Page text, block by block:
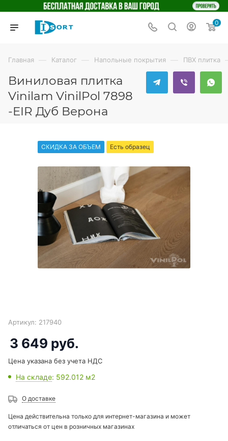
0
Главная — Каталог — Напольные покрытия — ПВХ плитка
Виниловая плитка
Vinilam VinilPol 7898
-EIR Дуб Верона
СКИДКА ЗА ОБЪЕМ Есть образец
Артикул: 217940
3 649 руб.
Цена указана без учета НДС
На складе: 592.012 м2
О доставке
Цена действительна только для интернет-магазина и может
отличаться от цен в розничных магазинах